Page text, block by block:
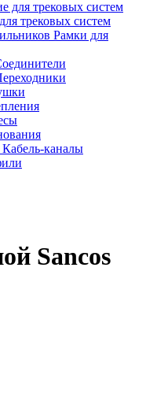
трековых систем
Рамки для
Кабель-каналы
Sancos